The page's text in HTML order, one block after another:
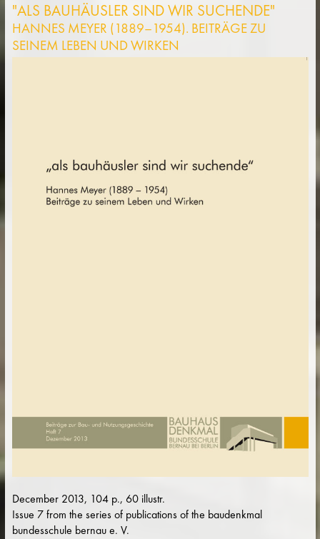
"ALS BAUHÄUSLER SIND WIR SUCHENDE"
HANNES MEYER (1889–1954). BEITRÄGE ZU
SEINEM LEBEN UND WIRKEN
December 2013, 104 p., 60 illustr.
Issue 7 from the series of publications of the baudenkmal
bundesschule bernau e. V.